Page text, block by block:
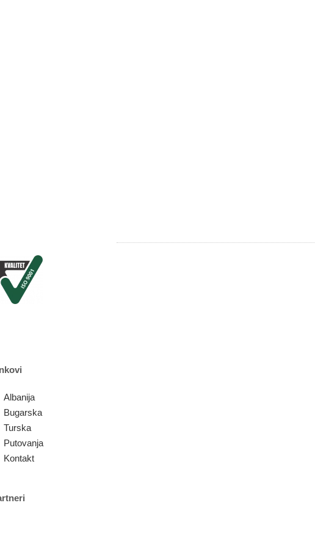
Albanija
Bugarska
Turska
Putovanja
Kontakt